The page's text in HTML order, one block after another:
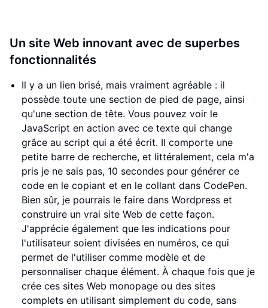
Un site Web innovant avec de superbes
fonctionnalités
Il y a un lien brisé, mais vraiment agréable : il
possède toute une section de pied de page, ainsi
qu'une section de tête. Vous pouvez voir le
JavaScript en action avec ce texte qui change
grâce au script qui a été écrit. Il comporte une
petite barre de recherche, et littéralement, cela m'a
pris je ne sais pas, 10 secondes pour générer ce
code en le copiant et en le collant dans CodePen.
Bien sûr, je pourrais le faire dans Wordpress et
construire un vrai site Web de cette façon.
J'apprécie également que les indications pour
l'utilisateur soient divisées en numéros, ce qui
permet de l'utiliser comme modèle et de
personnaliser chaque élément. À chaque fois que je
crée ces sites Web monopage ou des sites
complets en utilisant simplement du code, sans